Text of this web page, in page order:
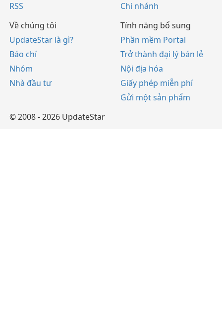
RSS
Chi nhánh
Về chúng tôi
UpdateStar là gì?
Báo chí
Nhóm
Nhà đầu tư
Tính năng bổ sung
Phần mềm Portal
Trở thành đại lý bán lẻ
Nội địa hóa
Giấy phép miễn phí
Gửi một sản phẩm
© 2008 - 2026 UpdateStar